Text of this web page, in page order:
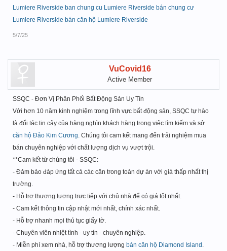
Lumiere Riverside ban chung cu Lumiere Riverside bán chung cư
Lumiere Riverside bán căn hộ Lumiere Riverside
5/7/25
VuCovid16
Active Member
SSQC - Đơn Vị Phân Phối Bất Động Sản Uy Tín
Với hơn 10 năm kinh nghiệm trong lĩnh vực bất động sản, SSQC tự hào
là đối tác tin cậy của hàng nghìn khách hàng trong việc tìm kiếm và sở
căn hộ Đảo Kim Cương. Chúng tôi cam kết mang đến trải nghiệm mua
bán chuyên nghiệp với chất lượng dịch vụ vượt trội.
**Cam kết từ chúng tôi - SSQC:
- Đảm bảo đáp ứng tất cả các căn trong toàn dự án với giá thấp nhất thị
trường.
- Hỗ trợ thương lượng trực tiếp với chủ nhà để có giá tốt nhất.
- Cam kết thông tin cập nhật mới nhất, chính xác nhất.
- Hỗ trợ nhanh mọi thủ tục giấy tờ.
- Chuyên viên nhiệt tình - uy tín - chuyên nghiệp.
- Miễn phí xem nhà, hỗ trợ thương lượng bán căn hộ Diamond Island .